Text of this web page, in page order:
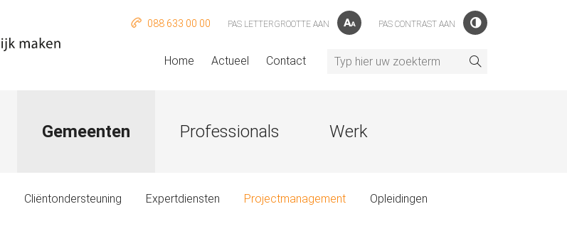
088 633 00 00 PAS LETTERGROOTTE AAN PAS CONTRAST AAN
Home Actueel Contact
Gemeenten Professionals Werk
Cliëntondersteuning Expertdiensten Projectmanagement
Opleidingen